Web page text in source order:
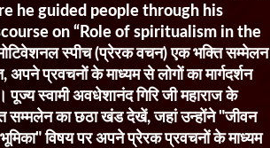
he guided people through his
on “Role of spiritualism in the
स्पीच (प्रेरक वचन) एक भक्ति सम्मेलन
प्रवचनों के माध्यम से लोगों का मार्गदर्शन
स्वामी अवधेशानंद गिरि जी महाराज के
सम्मलेन का छठा खंड देखें, जहां उन्होंने "जीवन
भूमिका" विषय पर अपने प्रेरक प्रवचनों के माध्यम